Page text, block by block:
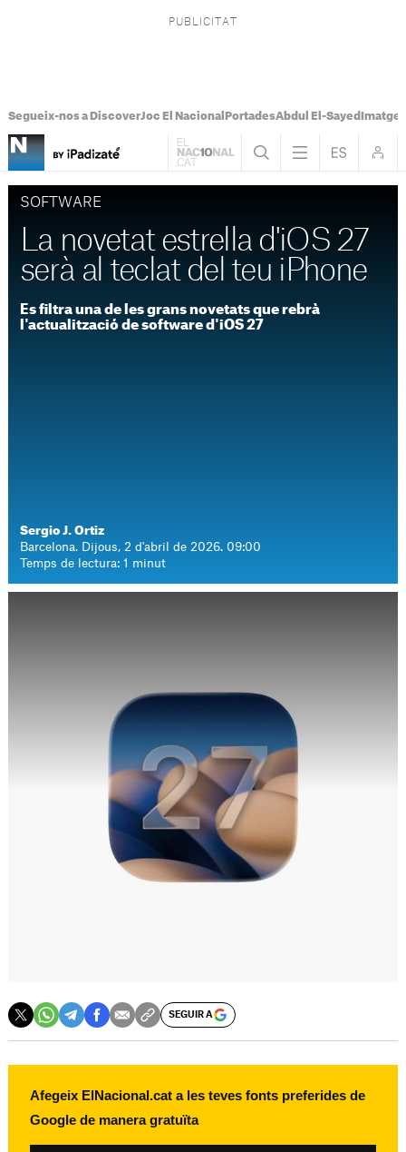
Segueix-nos a DiscoverJoc El Nacional PortadesAbdul El-Sayed
SOFTWARE
La novetat estrella d'iOS 27
serà al teclat del teu iPhone
Es filtra una de les grans novetats que rebrà
l'actualització de software d'iOS 27
Sergio J. Ortiz
Barcelona. Dijous, 2 d'abril de 2026. 09:00
Temps de lectura: 1 minut
SEGUIR A
Afegeix ElNacional.cat a les teves fonts preferides de
Google de manera gratuïta